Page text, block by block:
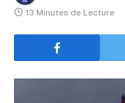
13 Minutes de Lecture